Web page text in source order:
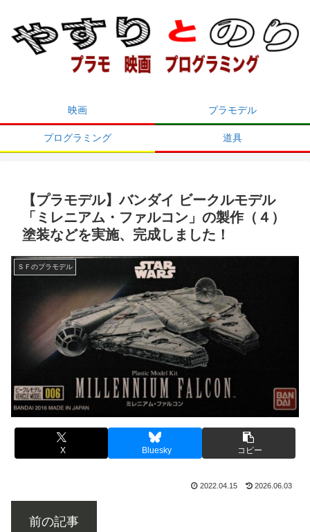
映画 プラモデル
プログラミング 道具
【プラモデル】バンダイ ビークルモデル
「ミレニアム・ファルコン」の製作（４）
塗装などを実施、完成しました！
ＳＦのプラモデル
X Bluesky コピー
2022.04.15 2026.06.03
前の記事